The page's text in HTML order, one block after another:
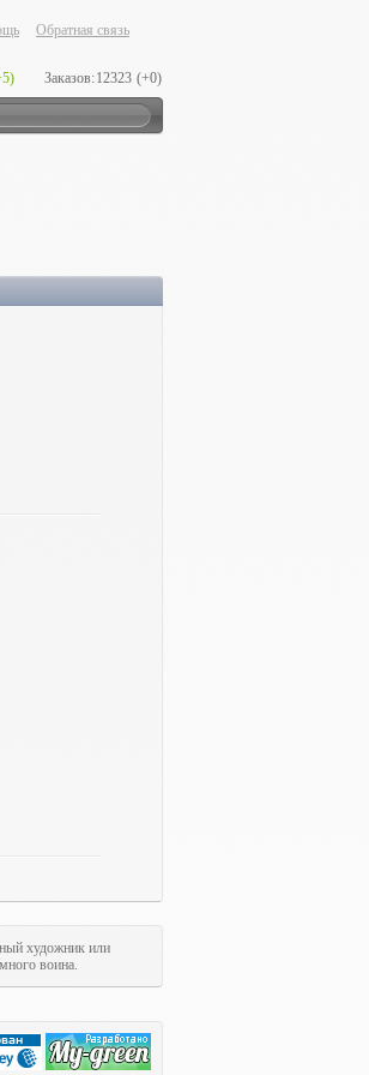
Обратная связь
Заказов:12323 (+0)
художник или
воина.